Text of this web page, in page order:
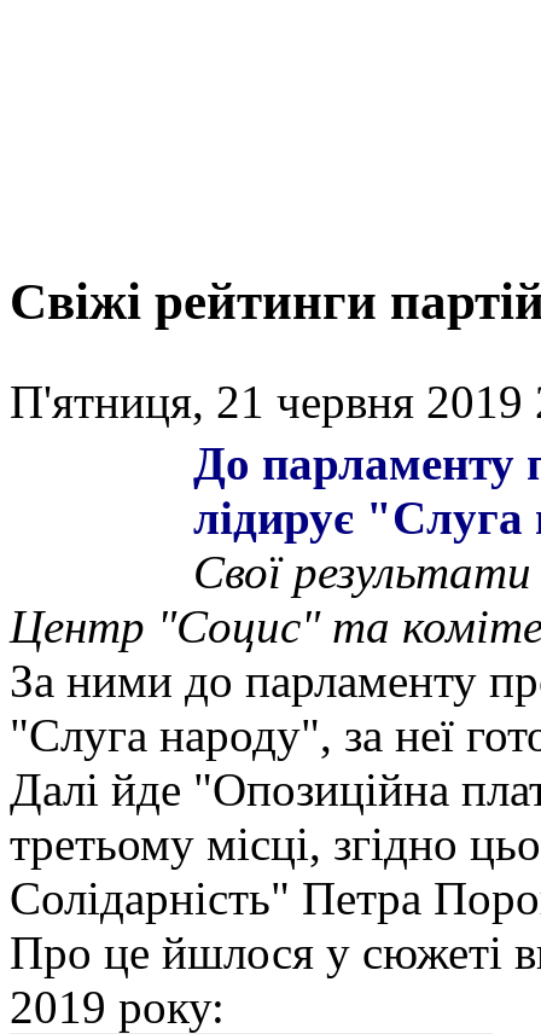
Свіжі рейтинги
П'ятниця, 21 червня
До парламенту
лідирує
Свої
Центр "Социс" та
За ними до парламенту
"Слуга народу", за неї
Далі йде "Опозиційна
третьому місці, згідно
Солідарність" Петра
Про це йшлося у сюжеті
2019 року: